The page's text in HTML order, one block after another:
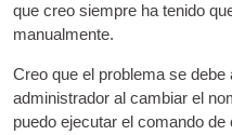
que creo siempre ha tenido
manualmente.
Creo que el problema se
administrador al cambiar el
puedo ejecutar el comando